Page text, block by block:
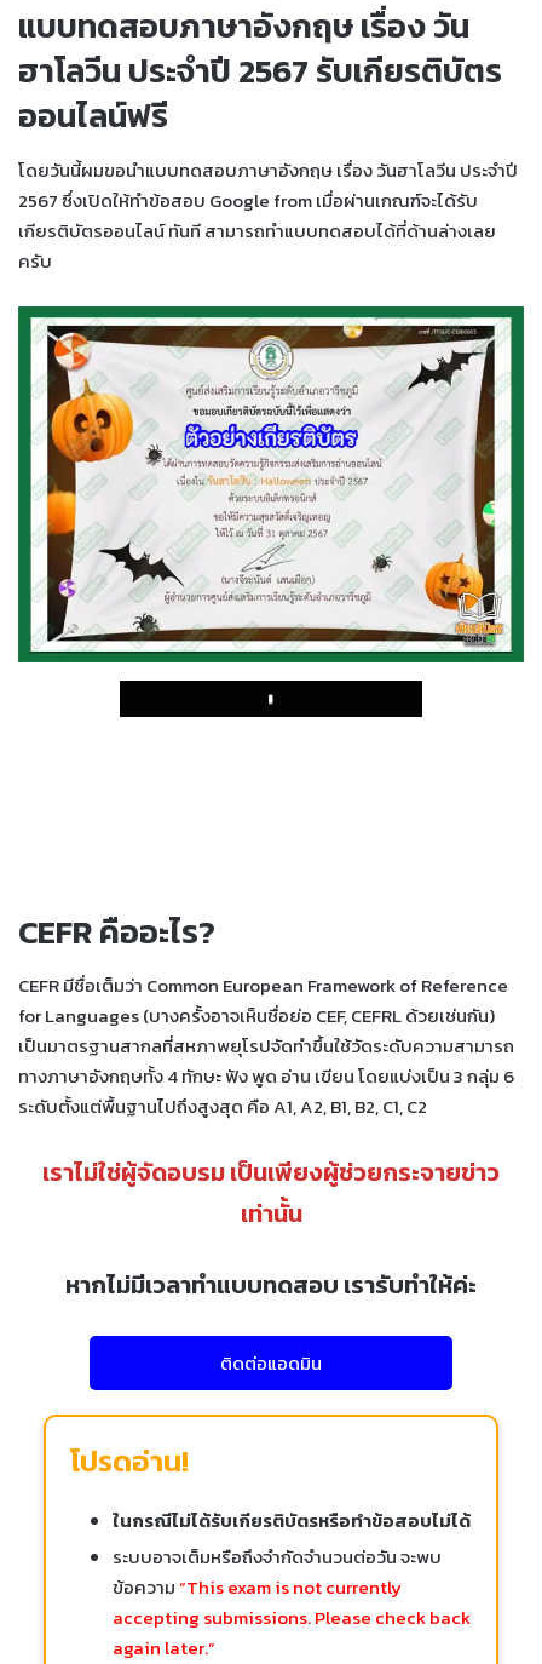
แบบทดสอบภาษาอังกฤษ เรื่อง วัน
ฮาโลวีน ประจำปี 2567 รับเกียรติบัตร
ออนไลน์ฟรี
โดยวันนี้ผมขอนำแบบทดสอบภาษาอังกฤษ เรื่อง วันฮาโลวีน ประจำปี
2567 ซึ่งเปิดให้ทำข้อสอบ Google from เมื่อผ่านเกณฑ์จะได้รับ
เกียรติบัตรออนไลน์ ทันที สามารถทำแบบทดสอบได้ที่ด้านล่างเลย
ครับ
Play
CEFR คืออะไร?
CEFR มีชื่อเต็มว่า Common European Framework of Reference
for Languages (บางครั้งอาจเห็นชื่อย่อ CEF, CEFRL ด้วยเช่นกัน)
เป็นมาตรฐานสากลที่สหภาพยุโรปจัดทำขึ้นใช้วัดระดับความสามารถ
ทางภาษาอังกฤษทั้ง 4 ทักษะ ฟัง พูด อ่าน เขียน โดยแบ่งเป็น 3 กลุ่ม 6
ระดับตั้งแต่พื้นฐานไปถึงสูงสุด คือ A1, A2, B1, B2, C1, C2
เราไม่ใช่ผู้จัดอบรม เป็นเพียงผู้ช่วยกระจายข่าว
เท่านั้น
หากไม่มีเวลาทำแบบทดสอบ เรารับทำให้ค่ะ
ติดต่อแอดมิน
โปรดอ่าน!
ในกรณีไม่ได้รับเกียรติบัตรหรือทำข้อสอบไม่ได้
ระบบอาจเต็มหรือถึงจำกัดจำนวนต่อวัน จะพบ
ข้อความ“This exam is not currently
accepting submissions. Please check back
again later.”